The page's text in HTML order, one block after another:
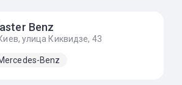
Benz
улица Киквидзе, 43
Benz